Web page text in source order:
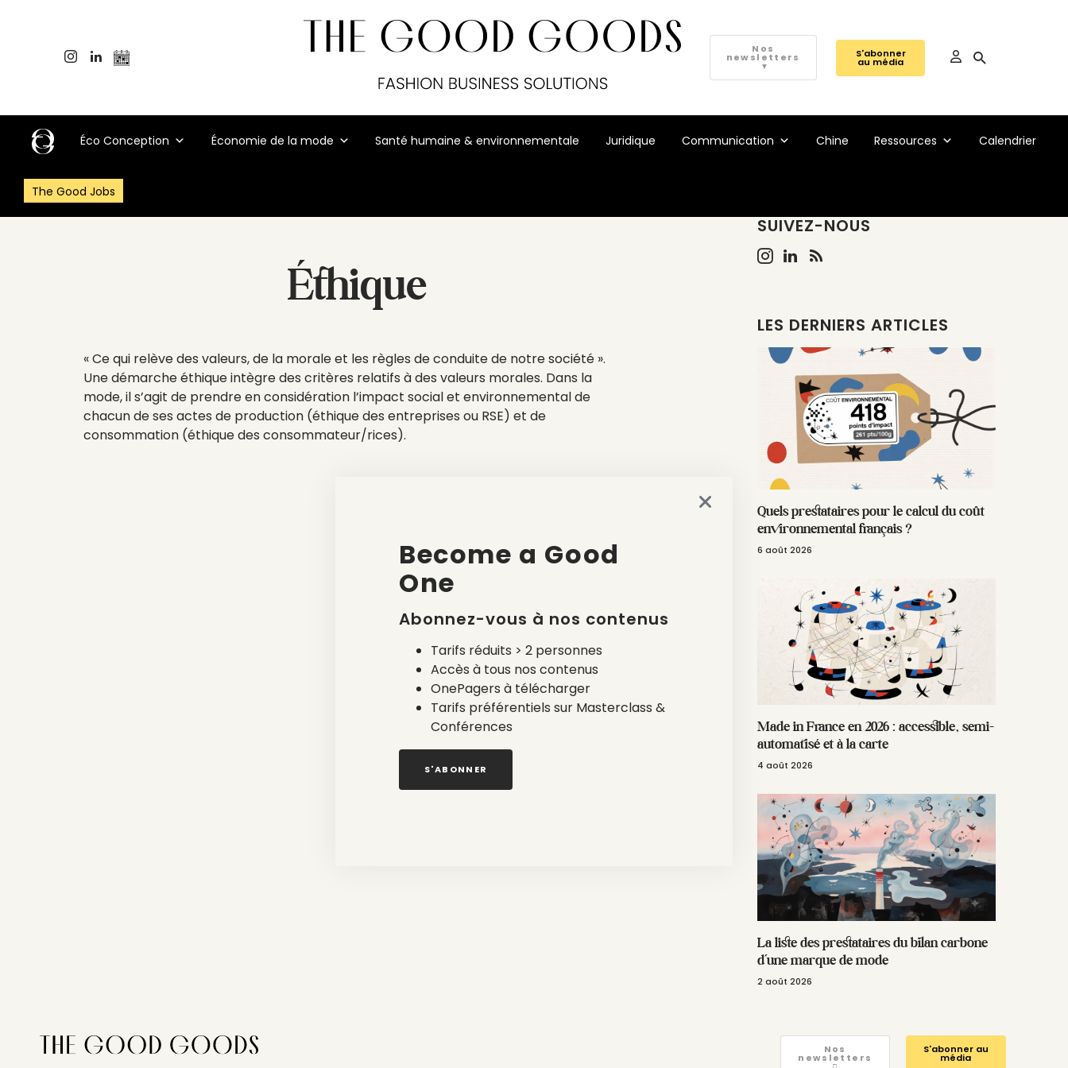
Nos
newsletters
▼
S'abonner
au média
Éco Conception Économie de la mode Santé humaine & environnementale Juridique Communication Chine Ressources Calendrier
The Good Jobs
Éthique
« Ce qui relève des valeurs, de la morale et les règles de conduite de notre société ».
Une démarche éthique intègre des critères relatifs à des valeurs morales. Dans la
mode, il s’agit de prendre en considération l’impact social et environnemental de
chacun de ses actes de production (éthique des entreprises ou RSE) et de
consommation (éthique des consommateur/rices).
SUIVEZ-NOUS
LES DERNIERS ARTICLES
Quels prestataires pour le calcul du coût
environnemental français ?
6 août 2026
Made in France en 2026 : accessible, semi-
automatisé et à la carte
4 août 2026
La liste des prestataires du bilan carbone
d’une marque de mode
2 août 2026
Nos
newsletters
S'abonner au
média
Become a Good
One
Abonnez-vous à nos contenus
Tarifs réduits > 2 personnes
Accès à tous nos contenus
OnePagers à télécharger
Tarifs préférentiels sur Masterclass &
Conférences
S'ABONNER